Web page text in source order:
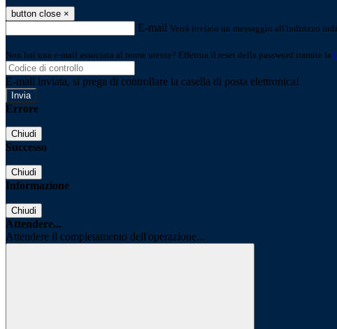
button close ×
E-mail Verrà inviato un messaggio all'indirizzo
Non hai una e-mail associata al nome utente? Effettua il reset della password tramite la
E-mail inviata, si prega di controllare la casella di posta elettronica!
Errore
Chiudi
Successo
Chiudi
Informazione
Chiudi
Attendere...
Attendere il completamento dell'operazione...